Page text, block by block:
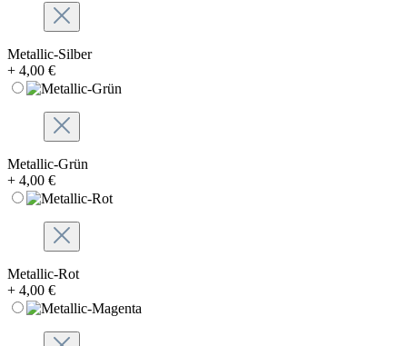
Metallic-Silber
+ 4,00 €
Metallic-Grün
+ 4,00 €
Metallic-Rot
+ 4,00 €